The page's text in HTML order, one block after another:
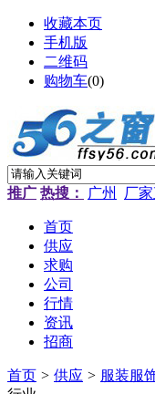
收藏本页
手机版
二维码
购物车(0)
推广 热搜： 广州 厂
首页
供应
求购
公司
行情
资讯
招商
首页 > 供应 > 服装服